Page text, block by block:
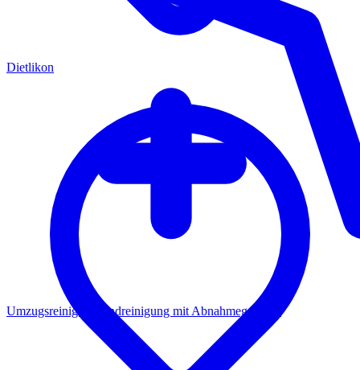
Umzugsreinigung Endreinigung mit Abnahmegarantie
Dietlikon